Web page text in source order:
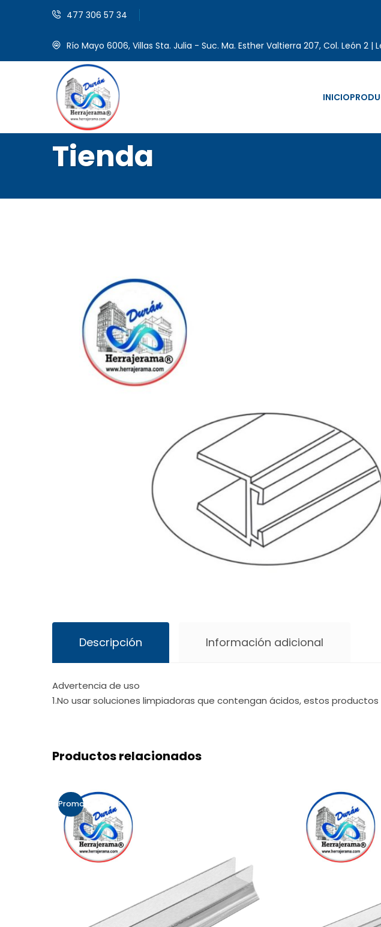
477 306 57 34
Río Mayo 6006, Villas Sta. Julia - Suc. Ma. Esther Valtierra 207, Col. León 2 |
INICIO
Tienda
Descripción Información adicional
Advertencia de uso
1.No usar soluciones limpiadoras que contengan ácidos, estos
Productos relacionados
Promo!